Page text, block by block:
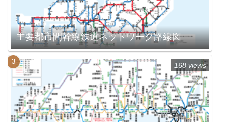
主要都市間幹線鉄道ネットワーク路線図
168 views